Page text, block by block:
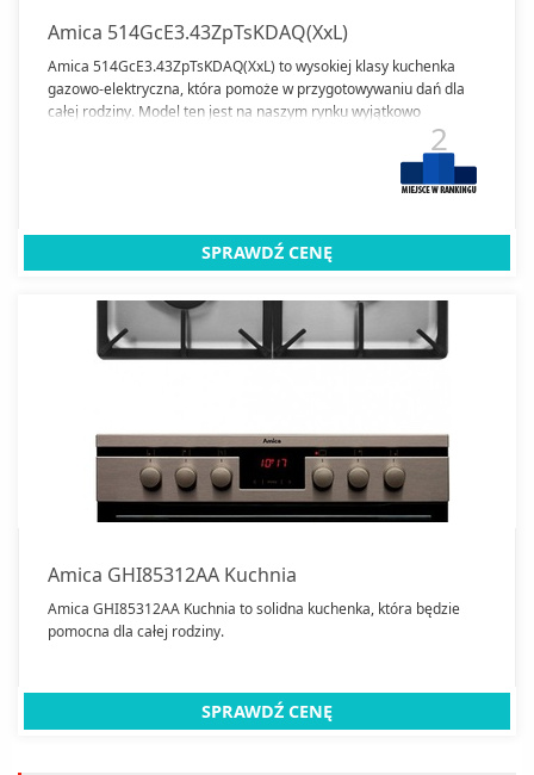
Amica 514GcE3.43ZpTsKDAQ(XxL)
Amica 514GcE3.43ZpTsKDAQ(XxL) to wysokiej klasy kuchenka
gazowo-elektryczna, która pomoże w przygotowywaniu dań dla
całej rodziny. Model ten jest na naszym rynku wyjątkowo
2
SPRAWDŹ CENĘ
Amica GHI85312AA Kuchnia
Amica GHI85312AA Kuchnia to solidna kuchenka, która będzie
pomocna dla całej rodziny.
SPRAWDŹ CENĘ